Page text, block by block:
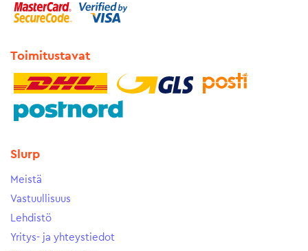
Toimitustavat
Slurp
Meistä
Vastuullisuus
Lehdistö
Yritys- ja yhteystiedot